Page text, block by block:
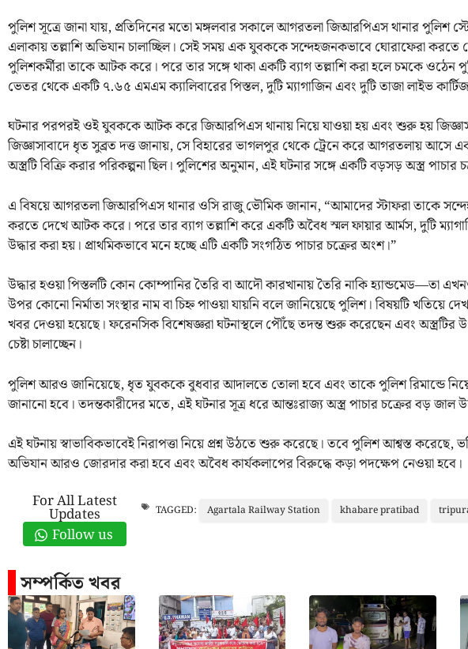
পুলিশ সূত্রে জানা যায়, প্রতিদিনের মতো মঙ্গলবার সকালে আগরতলা জিআরপিএস থানার পুলিশ
এলাকায় তল্লাশি অভিযান চালাচ্ছিল। সেই সময় এক যুবককে সন্দেহজনকভাবে ঘোরাফেরা করতে
পুলিশকর্মীরা তাকে আটক করে। পরে তার সঙ্গে থাকা একটি ব্যাগ তল্লাশি করা হলে চমকে ওঠেন
ভেতর থেকে একটি ৭.৬৫ এমএম ক্যালিবারের পিস্তল, দুটি ম্যাগাজিন এবং দুটি তাজা লাইভ
ঘটনার পরপরই ওই যুবককে আটক করে জিআরপিএস থানায় নিয়ে যাওয়া হয় এবং শুরু হয়
জিজ্ঞাসাবাদে ধৃত সুব্রত দত্ত জানায়, সে বিহারের ভাগলপুর থেকে ট্রেনে করে আগরতলায় আসে
অস্ত্রটি বিক্রি করার পরিকল্পনা ছিল। পুলিশের অনুমান, এই ঘটনার সঙ্গে একটি বড়সড় অস্ত্র
এ বিষয়ে আগরতলা জিআরপিএস থানার ওসি রাজু ভৌমিক জানান, “আমাদের স্টাফরা তাকে
করতে দেখে আটক করে। পরে তার ব্যাগ তল্লাশি করে একটি অবৈধ স্মল ফায়ার আর্মস, দুটি
উদ্ধার করা হয়। প্রাথমিকভাবে মনে হচ্ছে এটি একটি সংগঠিত পাচার চক্রের অংশ।”
উদ্ধার হওয়া পিস্তলটি কোন কোম্পানির তৈরি বা আদৌ কারখানায় তৈরি নাকি হ্যান্ডমেড—তা
উপর কোনো নির্মাতা সংস্থার নাম বা চিহ্ন পাওয়া যায়নি বলে জানিয়েছে পুলিশ। বিষয়টি খতিয়ে
খবর দেওয়া হয়েছে। ফরেনসিক বিশেষজ্ঞরা ঘটনাস্থলে পৌঁছে তদন্ত শুরু করেছেন এবং অস্ত্রটির
চেষ্টা চালাচ্ছেন।
পুলিশ আরও জানিয়েছে, ধৃত যুবককে বুধবার আদালতে তোলা হবে এবং তাকে পুলিশ রিমান্ডে
জানানো হবে। তদন্তকারীদের মতে, এই ঘটনার সূত্র ধরে আন্তঃরাজ্য অস্ত্র পাচার চক্রের বড় জাল
এই ঘটনায় স্বাভাবিকভাবেই নিরাপত্তা নিয়ে প্রশ্ন উঠতে শুরু করেছে। তবে পুলিশ আশ্বস্ত করেছে,
অভিযান আরও জোরদার করা হবে এবং অবৈধ কার্যকলাপের বিরুদ্ধে কড়া পদক্ষেপ নেওয়া হবে।
For All Latest
Updates
Follow us
TAGGED: Agartala Railway Station khabare pratibad
সম্পর্কিত খবর